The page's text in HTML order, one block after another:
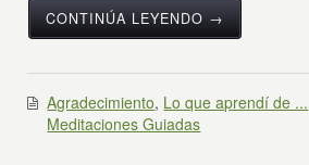
CONTINÚA LEYENDO →
Agradecimiento, Lo que aprendí de ...
Meditaciones Guiadas